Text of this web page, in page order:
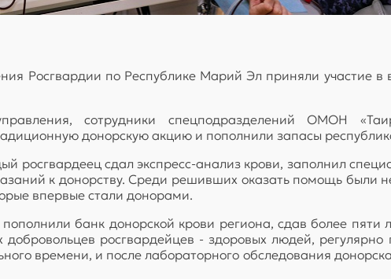
Росгвардии по Республике Марий Эл приняли участие в
сотрудники спецподразделений ОМОН
донорскую акцию и пополнили запасы
росгвардеец сдал экспресс-анализ крови, заполнил
к донорству. Среди решивших оказать помощь были
впервые стали донорами.
банк донорской крови региона, сдав более
росгвардейцев - здоровых людей,
времени, и после лабораторного обследования